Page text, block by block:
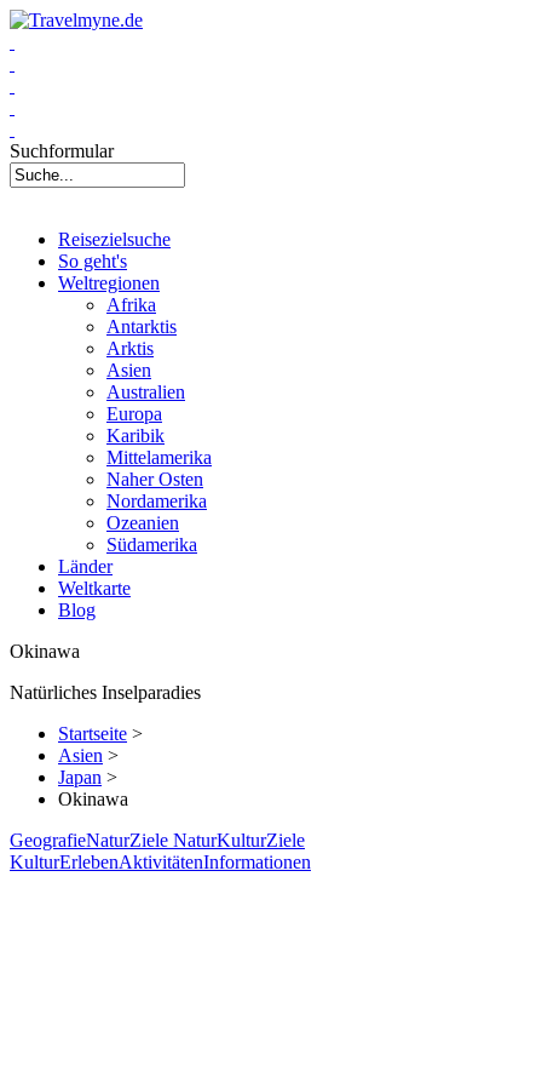
Suchformular
Reisezielsuche
So geht's
Weltregionen
Afrika
Antarktis
Arktis
Asien
Australien
Europa
Karibik
Mittelamerika
Naher Osten
Nordamerika
Ozeanien
Südamerika
Länder
Weltkarte
Blog
Okinawa
Natürliches Inselparadies
Startseite >
Asien >
Japan >
Okinawa
GeografieNaturZiele NaturKulturZiele
KulturErlebenAktivitätenInformationen